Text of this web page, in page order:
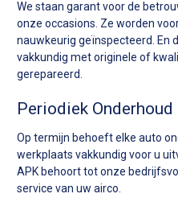
We staan garant voor de
onze occasions. Ze worden
nauwkeurig geïnspecteerd. En
vakkundig met originele of
gerepareerd.
Periodiek Onderhoud
Op termijn behoeft elke auto
werkplaats vakkundig voor u
APK behoort tot onze
service van uw airco.